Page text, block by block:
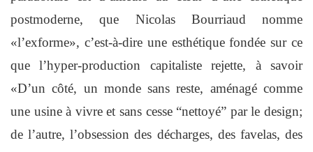
postmoderne, que Nicolas Bourriaud nomme
«l’exforme», c’est-à-dire une esthétique fondée sur ce
que l’hyper-production capitaliste rejette, à savoir
«D’un côté, un monde sans reste, aménagé comme
une usine à vivre et sans cesse “nettoyé” par le design;
de l’autre, l’obsession des décharges, des favelas, des